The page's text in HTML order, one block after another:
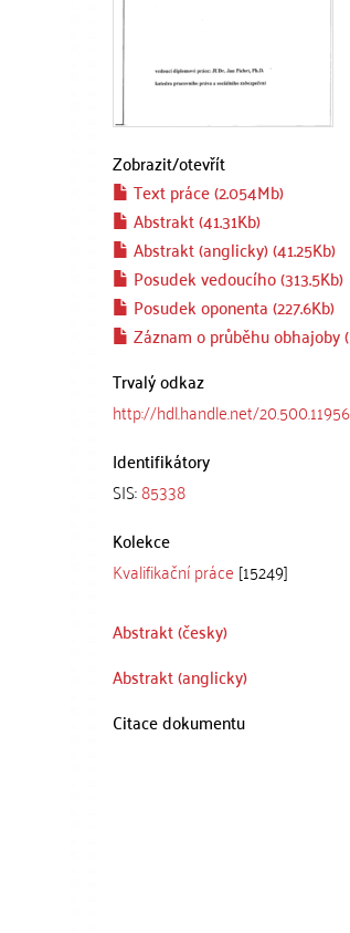
Zobrazit/otevřít
Text práce (2.054Mb)
Abstrakt (41.31Kb)
Abstrakt (anglicky) (41.25Kb)
Posudek vedoucího (313.5Kb)
Posudek oponenta (227.6Kb)
Záznam o průběhu obhajoby
Trvalý odkaz
http://hdl.handle.net/
Identifikátory
SIS:85338
Kolekce
Kvalifikační práce [15249]
Abstrakt (česky)
Abstrakt (anglicky)
Citace dokumentu